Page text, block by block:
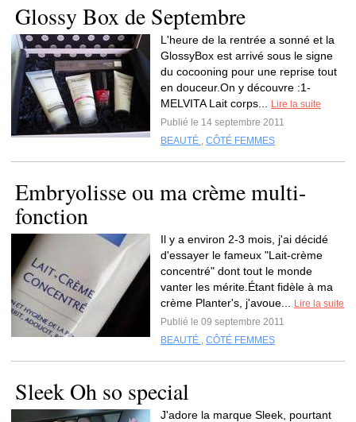
Glossy Box de Septembre
L'heure de la rentrée a sonné et la
GlossyBox est arrivé sous le signe
du cocooning pour une reprise tout
en douceur.On y découvre :1-
MELVITA Lait corps...
Lire la suite
Publié le 14 septembre 2011
BEAUTÉ , CÔTÉ FEMMES
Embryolisse ou ma crème multi-
fonction
Il y a environ 2-3 mois, j'ai décidé
d'essayer le fameux "Lait-crème
concentré" dont tout le monde
vanter les mérite.Étant fidèle à ma
crème Planter's, j'avoue...
Lire la suite
Publié le 09 septembre 2011
BEAUTÉ , CÔTÉ FEMMES
Sleek Oh so special
J'adore la marque Sleek, pourtant